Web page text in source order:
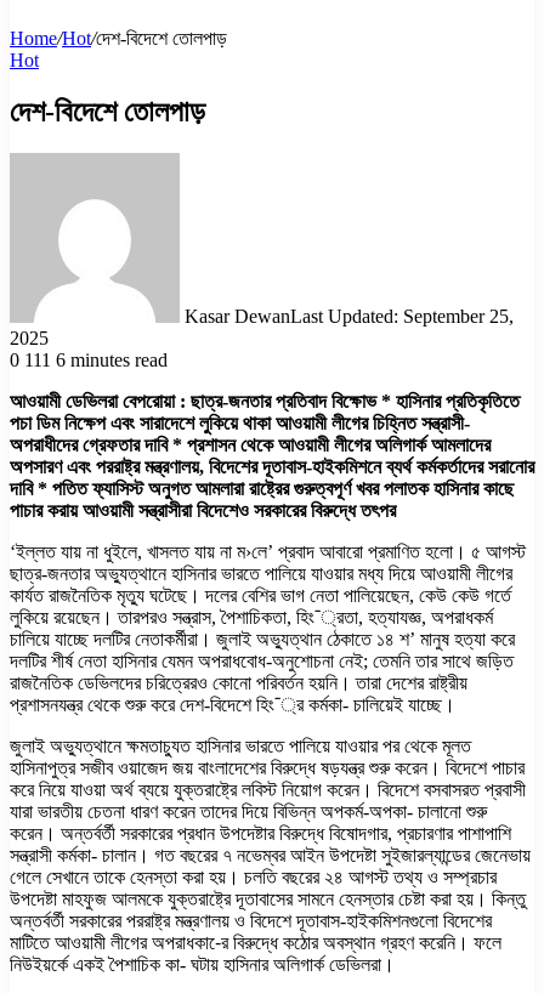
Home/Hot/দেশ-বিদেশে তোলপাড়
Hot
দেশ-বিদেশে তোলপাড়
Kasar DewanLast Updated: September 25,
2025
0 111 6 minutes read
আওয়ামী ডেভিলরা বেপরোয়া : ছাত্র-জনতার প্রতিবাদ বিক্ষোভ * হাসিনার প্রতিকৃতিতে
পচা ডিম নিক্ষেপ এবং সারাদেশে লুকিয়ে থাকা আওয়ামী লীগের চিহ্নিত সন্ত্রাসী-
অপরাধীদের গ্রেফতার দাবি * প্রশাসন থেকে আওয়ামী লীগের অলিগার্ক আমলাদের
অপসারণ এবং পররাষ্ট্র মন্ত্রণালয়, বিদেশের দূতাবাস-হাইকমিশনে ব্যর্থ কর্মকর্তাদের সরানোর
দাবি * পতিত ফ্যাসিস্ট অনুগত আমলারা রাষ্ট্রের গুরুত্বপূর্ণ খবর পলাতক হাসিনার কাছে
পাচার করায় আওয়ামী সন্ত্রাসীরা বিদেশেও সরকারের বিরুদ্ধে তৎপর
‘ইল্লত যায় না ধুইলে, খাসলত যায় না ম›লে’ প্রবাদ আবারো প্রমাণিত হলো। ৫ আগস্ট
ছাত্র-জনতার অভ্যুত্থানে হাসিনার ভারতে পালিয়ে যাওয়ার মধ্য দিয়ে আওয়ামী লীগের
কার্যত রাজনৈতিক মৃত্যু ঘটেছে। দলের বেশির ভাগ নেতা পালিয়েছেন, কেউ কেউ গর্তে
লুকিয়ে রয়েছেন। তারপরও সন্ত্রাস, পৈশাচিকতা, হিং¯্রতা, হত্যাযজ্ঞ, অপরাধকর্ম
চালিয়ে যাচ্ছে দলটির নেতাকর্মীরা। জুলাই অভ্যুত্থান ঠেকাতে ১৪ শ’ মানুষ হত্যা করে
দলটির শীর্ষ নেতা হাসিনার যেমন অপরাধবোধ-অনুশোচনা নেই; তেমনি তার সাথে জড়িত
রাজনৈতিক ডেভিলদের চরিত্রেরও কোনো পরিবর্তন হয়নি। তারা দেশের রাষ্ট্রীয়
প্রশাসনযন্ত্র থেকে শুরু করে দেশ-বিদেশে হিং¯্র কর্মকা- চালিয়েই যাচ্ছে।
জুলাই অভ্যুত্থানে ক্ষমতাচ্যুত হাসিনার ভারতে পালিয়ে যাওয়ার পর থেকে মূলত
হাসিনাপুত্র সজীব ওয়াজেদ জয় বাংলাদেশের বিরুদ্ধে ষড়যন্ত্র শুরু করেন। বিদেশে পাচার
করে নিয়ে যাওয়া অর্থ ব্যয়ে যুক্তরাষ্ট্রে লবিস্ট নিয়োগ করেন। বিদেশে বসবাসরত প্রবাসী
যারা ভারতীয় চেতনা ধারণ করেন তাদের দিয়ে বিভিন্ন অপকর্ম-অপকা- চালানো শুরু
করেন। অন্তর্বর্তী সরকারের প্রধান উপদেষ্টার বিরুদ্ধে বিষোদগার, প্রচারণার পাশাপাশি
সন্ত্রাসী কর্মকা- চালান। গত বছরের ৭ নভেম্বর আইন উপদেষ্টা সুইজারল্যান্ডের জেনেভায়
গেলে সেখানে তাকে হেনস্তা করা হয়। চলতি বছরের ২৪ আগস্ট তথ্য ও সম্প্রচার
উপদেষ্টা মাহফুজ আলমকে যুক্তরাষ্ট্রে দূতাবাসের সামনে হেনস্তার চেষ্টা করা হয়। কিন্তু
অন্তর্বর্তী সরকারের পররাষ্ট্র মন্ত্রণালয় ও বিদেশে দূতাবাস-হাইকমিশনগুলো বিদেশের
মাটিতে আওয়ামী লীগের অপরাধকা-ের বিরুদ্ধে কঠোর অবস্থান গ্রহণ করেনি। ফলে
নিউইয়র্কে একই পৈশাচিক কা- ঘটায় হাসিনার অলিগার্ক ডেভিলরা।